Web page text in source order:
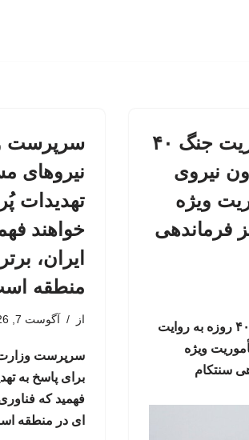
خطرناک‌ترین مأموریت جنگ ۴۰
نیروی
ویژه
مرکز فرماندهی
خطرناک‌ترین مأموریت جنگ ۴۰ روزه به روایت
ویژه
سرپرست
نیروهای
تهدیدات
خواهند
ایران،
منطقه
از آگوست 7, 2026
سرپرست
برای پاسخ به
فهمید که
ای در منطقه